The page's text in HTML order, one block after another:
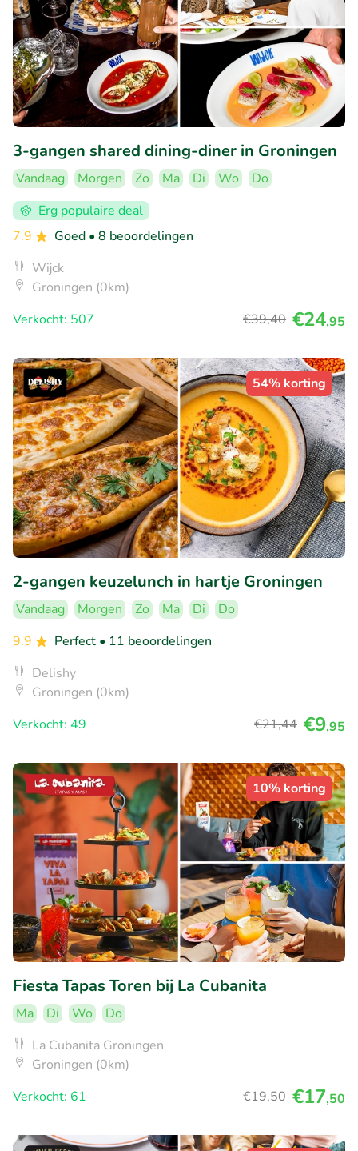
3-gangen shared dining-diner in Groningen
Vandaag Morgen Zo Ma Di Wo
Do
Erg populaire deal
7.9
Goed • 8 beoordelingen
Wijck
Groningen (0km)
Verkocht: 507
€39,40 €24,95
54% korting
2-gangen keuzelunch in hartje Groningen
Vandaag Morgen Zo Ma Di
Do
9.9
Perfect • 11 beoordelingen
Delishy
Groningen (0km)
Verkocht: 49
€21,44 €9,95
10% korting
Fiesta Tapas Toren bij La Cubanita
Ma Di Wo
Do
La Cubanita Groningen
Groningen (0km)
Verkocht: 61
€19,50 €17,50